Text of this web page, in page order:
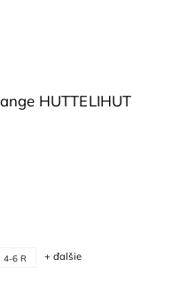
HUTTELIHUT
4-6 R + ďalšie